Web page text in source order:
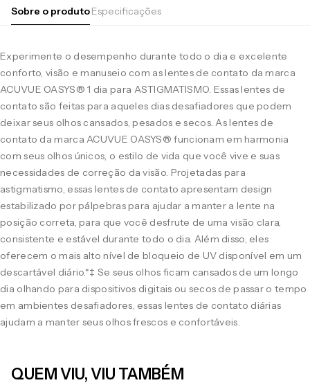
Sobre o produtoEspecificações
Experimente o desempenho durante todo o dia e excelente
conforto, visão e manuseio com as lentes de contato da marca
ACUVUE OASYS® 1 dia para ASTIGMATISMO. Essas lentes de
contato são feitas para aqueles dias desafiadores que podem
deixar seus olhos cansados, pesados e secos. As lentes de
contato da marca ACUVUE OASYS® funcionam em harmonia
com seus olhos únicos, o estilo de vida que você vive e suas
necessidades de correção da visão. Projetadas para
astigmatismo, essas lentes de contato apresentam design
estabilizado por pálpebras para ajudar a manter a lente na
posição correta, para que você desfrute de uma visão clara,
consistente e estável durante todo o dia. Além disso, eles
oferecem o mais alto nível de bloqueio de UV disponível em um
descartável diário.*‡ Se seus olhos ficam cansados de um longo
dia olhando para dispositivos digitais ou secos de passar o tempo
em ambientes desafiadores, essas lentes de contato diárias
ajudam a manter seus olhos frescos e confortáveis.
QUEM VIU, VIU TAMBÉM